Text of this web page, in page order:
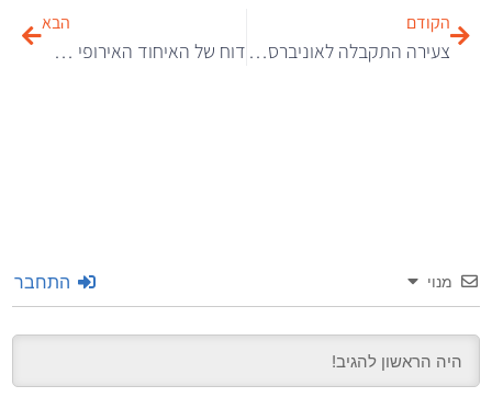
הקודם
צעירה התקבלה לאוניברסיטת ייל בעזרת עבודה בנושא הזמנת פיצה
הבא
דוח של האיחוד האירופי מציין 11 דרכים בהן בינה מלאכותית מסכנת את החברה
מנוי התחבר